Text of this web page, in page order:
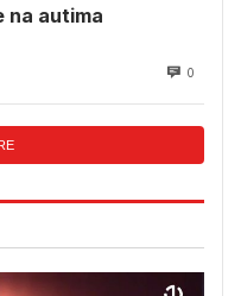
na autima
0